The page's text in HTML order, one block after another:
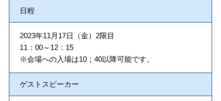
日程
2023年11月17日（金）2限目
11：00～12：15
※会場への入場は10；40以降可能です。
ゲストスピーカー